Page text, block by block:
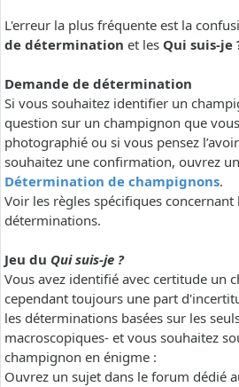
L'erreur la plus fréquente est la
de détermination et les Qui suis-je
Demande de détermination
Si vous souhaitez identifier un
question sur un champignon que
photographié ou si vous pensez
souhaitez une confirmation, ouvrez
Détermination de champignons.
Voir les règles spécifiques concernant
déterminations.
Jeu du Qui suis-je ?
Vous avez identifié avec certitude un
cependant toujours une part
les déterminations basées sur les
macroscopiques- et vous souhaitez
champignon en énigme :
Ouvrez un sujet dans le forum dédié